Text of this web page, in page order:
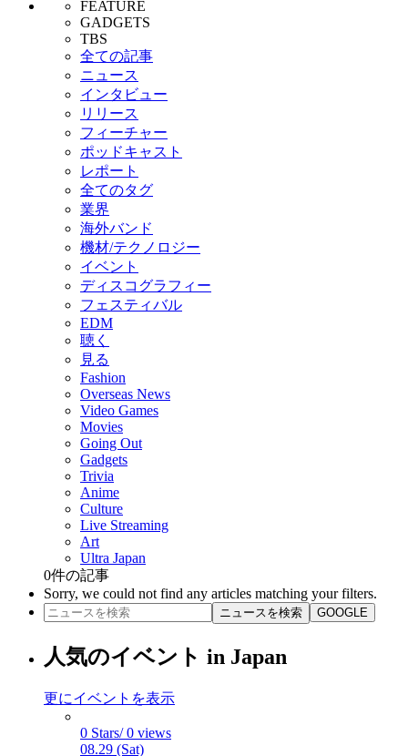
FEATURE
GADGETS
TBS
全ての記事
ニュース
インタビュー
リリース
フィーチャー
ポッドキャスト
レポート
全てのタグ
業界
海外バンド
機材/テクノロジー
イベント
ディスコグラフィー
フェスティバル
EDM
聴く
見る
Fashion
Overseas News
Video Games
Movies
Going Out
Gadgets
Trivia
Anime
Culture
Live Streaming
Art
Ultra Japan
0件の記事
Sorry, we could not find any articles matching your filters.
ニュースを検索 GOOGLE
人気のイベント in Japan
更にイベントを表示
0 Stars/ 0 views
08.29 (Sat)